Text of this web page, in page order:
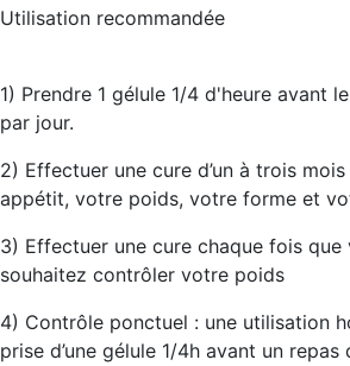
Utilisation recommandée
1) Prendre 1 gélule 1/4 d'heure avant
par jour.
2) Effectuer une cure d’un à trois
appétit, votre poids, votre forme et
3) Effectuer une cure chaque fois
souhaitez contrôler votre poids
4) Contrôle ponctuel : une utilisation
prise d’une gélule 1/4h avant un